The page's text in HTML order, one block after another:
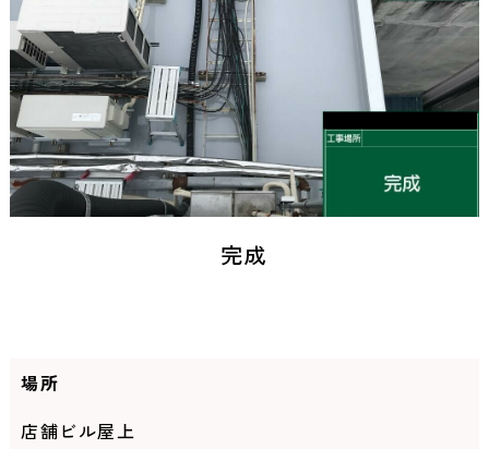
完成
場所
店舗ビル屋上